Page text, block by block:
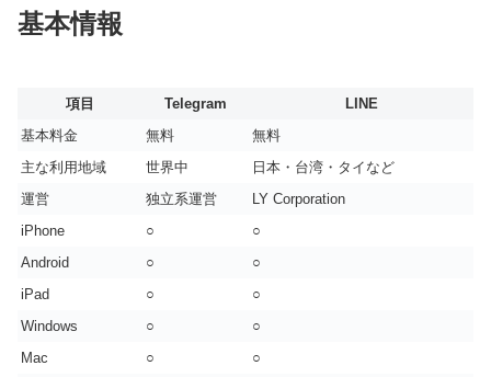
基本情報
項目 Telegram
LINE
基本料金
無料
無料
主な利用地域
世界中
日本・台湾・タイなど
運営
独立系運営
LY Corporation
iPhone
○
○
Android
○
○
iPad
○
○
Windows
○
○
Mac
○
○